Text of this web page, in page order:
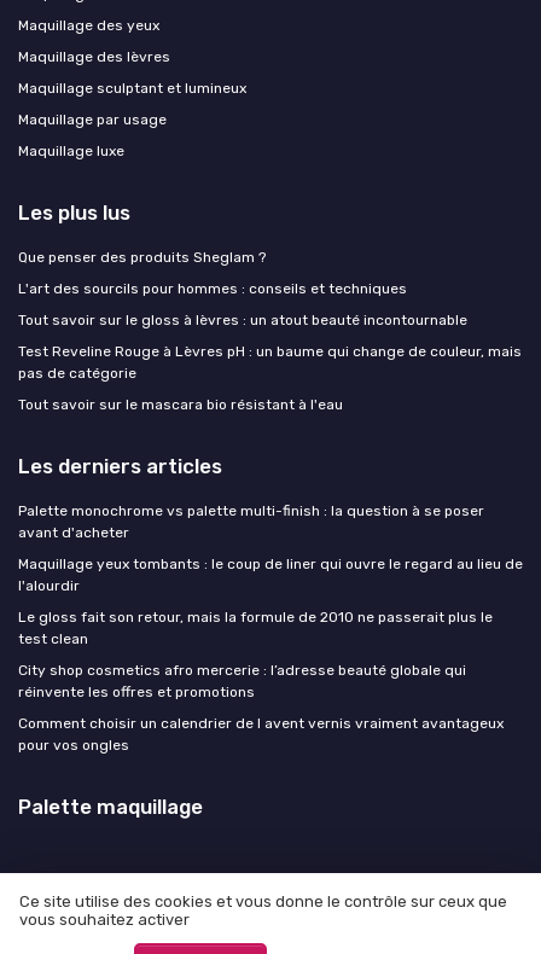
Maquillage des yeux
Maquillage des lèvres
Maquillage sculptant et lumineux
Maquillage par usage
Maquillage luxe
Les plus lus
Que penser des produits Sheglam ?
L'art des sourcils pour hommes : conseils et techniques
Tout savoir sur le gloss à lèvres : un atout beauté incontournable
Test Reveline Rouge à Lèvres pH : un baume qui change de couleur, mais
pas de catégorie
Tout savoir sur le mascara bio résistant à l'eau
Les derniers articles
Palette monochrome vs palette multi-finish : la question à se poser
avant d'acheter
Maquillage yeux tombants : le coup de liner qui ouvre le regard au lieu de
l'alourdir
Le gloss fait son retour, mais la formule de 2010 ne passerait plus le
test clean
City shop cosmetics afro mercerie : l’adresse beauté globale qui
réinvente les offres et promotions
Comment choisir un calendrier de l avent vernis vraiment avantageux
pour vos ongles
Palette maquillage
Mentions légales
Ce site utilise des cookies et vous donne le contrôle sur ceux que
vous souhaitez activer